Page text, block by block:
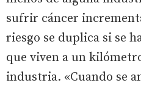
sufrir cáncer
riesgo se duplica si se
que viven a un
industria. «Cuando se